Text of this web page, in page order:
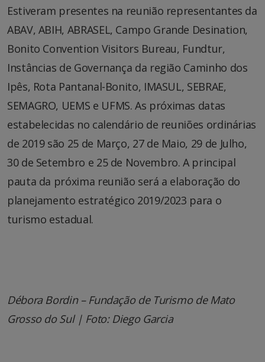
Estiveram presentes na reunião representantes da
ABAV, ABIH, ABRASEL, Campo Grande Desination,
Bonito Convention Visitors Bureau, Fundtur,
Instâncias de Governança da região Caminho dos
Ipês, Rota Pantanal-Bonito, IMASUL, SEBRAE,
SEMAGRO, UEMS e UFMS. As próximas datas
estabelecidas no calendário de reuniões ordinárias
de 2019 são 25 de Março, 27 de Maio, 29 de Julho,
30 de Setembro e 25 de Novembro. A principal
pauta da próxima reunião será a elaboração do
planejamento estratégico 2019/2023 para o
turismo estadual.
Débora Bordin – Fundação de Turismo de Mato
Grosso do Sul | Foto: Diego Garcia